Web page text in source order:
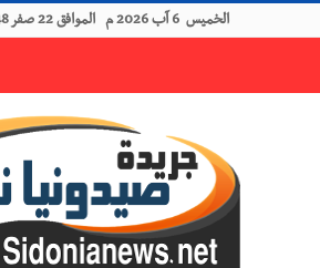
الخميس 6 آب 2026 م الموافق 22 صفر 1448 هـ